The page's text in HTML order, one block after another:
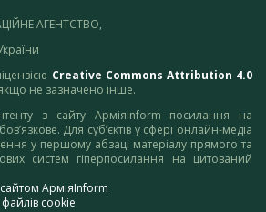
АГЕНТСТВО,
Creative Commons Attribution 4.0
не зазначено інше.
з сайту АрміяInform посилання на
Для суб’єктів у сфері онлайн-медіа
у першому абзаці матеріалу прямого та
систем гіперпосилання на цитований
АрміяInform
cookie